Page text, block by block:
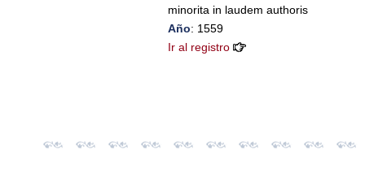
minorita in laudem authoris
Año: 1559
Ir al registro